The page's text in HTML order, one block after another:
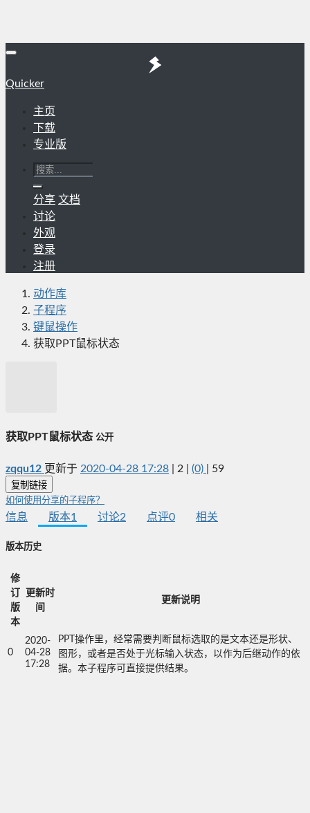
Quicker
主页
下载
专业版
分享 文档
讨论
外观
登录
注册
动作库
子程序
键鼠操作
获取PPT鼠标状态
获取PPT鼠标状态 公开
zqqu12 更新于 2020-04-28 17:28 2 (0) 59
复制链接
如何使用分享的子程序？
信息 版本1 讨论2 点评0 相关
版本历史
修
订
版
本
更新时
间
更新说明
0
2020-
04-28
17:28
PPT操作里，经常需要判断鼠标选取的是文本还是形状、
图形，或者是否处于光标输入状态，以作为后继动作的依
据。本子程序可直接提供结果。